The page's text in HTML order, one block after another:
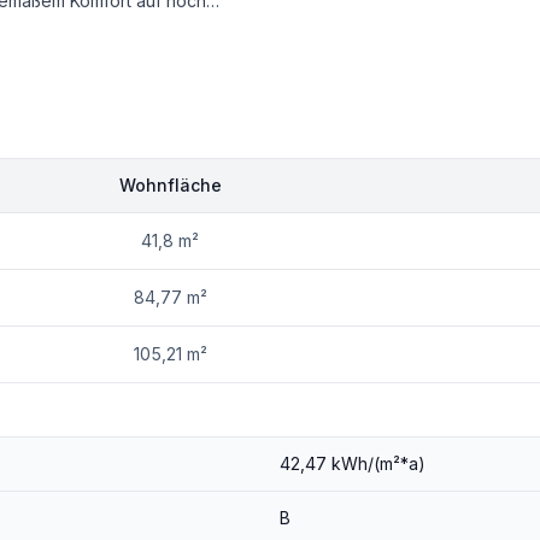
Details treffen auf eine klare, zeitgemäße Innenarchitektur.
Wohnfläche
41,8 m²
84,77 m²
105,21 m²
42,47 kWh/(m²*a)
B